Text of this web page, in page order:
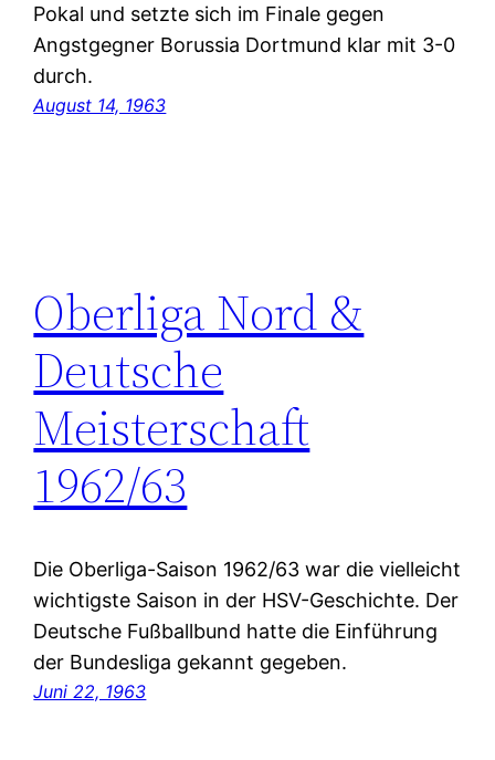
Pokal und setzte sich im Finale gegen
Angstgegner Borussia Dortmund klar mit 3-0
durch.
August 14, 1963
Oberliga Nord &
Deutsche
Meisterschaft
1962/63
Die Oberliga-Saison 1962/63 war die vielleicht
wichtigste Saison in der HSV-Geschichte. Der
Deutsche Fußballbund hatte die Einführung
der Bundesliga gekannt gegeben.
Juni 22, 1963